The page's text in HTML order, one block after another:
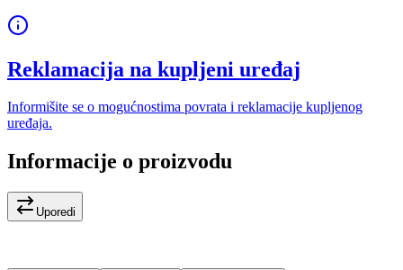
Reklamacija na kupljeni uređaj
Informišite se o mogućnostima povrata i reklamacije kupljenog
uređaja.
Informacije o proizvodu
Uporedi